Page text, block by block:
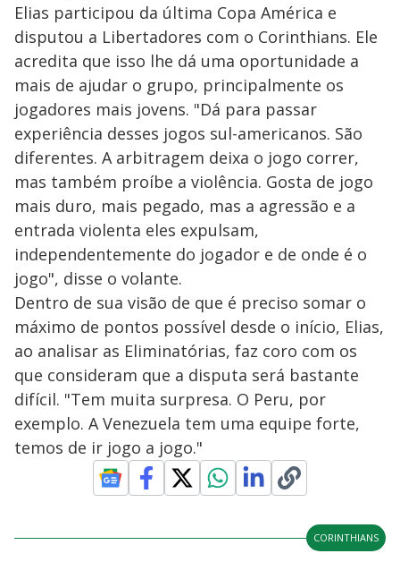
Elias participou da última Copa América e
disputou a Libertadores com o Corinthians. Ele
acredita que isso lhe dá uma oportunidade a
mais de ajudar o grupo, principalmente os
jogadores mais jovens. "Dá para passar
experiência desses jogos sul-americanos. São
diferentes. A arbitragem deixa o jogo correr,
mas também proíbe a violência. Gosta de jogo
mais duro, mais pegado, mas a agressão e a
entrada violenta eles expulsam,
independentemente do jogador e de onde é o
jogo", disse o volante.
Dentro de sua visão de que é preciso somar o
máximo de pontos possível desde o início, Elias,
ao analisar as Eliminatórias, faz coro com os
que consideram que a disputa será bastante
difícil. "Tem muita surpresa. O Peru, por
exemplo. A Venezuela tem uma equipe forte,
temos de ir jogo a jogo."
CORINTHIANS